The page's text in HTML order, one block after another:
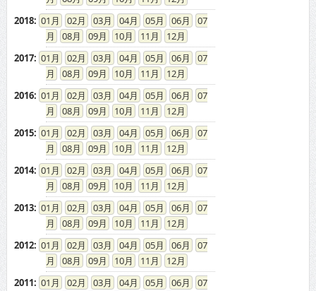
2018: 01 02 03 04 05 06
07
08
09 10 11
12
2017: 01 02 03 04 05 06
07
08
09 10 11
12
2016: 01 02 03 04 05 06
07
08
09 10 11
12
2015: 01 02 03 04 05 06
07
08
09 10 11
12
2014: 01 02 03 04 05 06
07
08
09 10 11
12
2013: 01 02 03 04 05 06
07
08
09 10 11
12
2012: 01 02 03 04 05 06
07
08
09 10 11
12
2011: 01 02 03 04 05 06
07